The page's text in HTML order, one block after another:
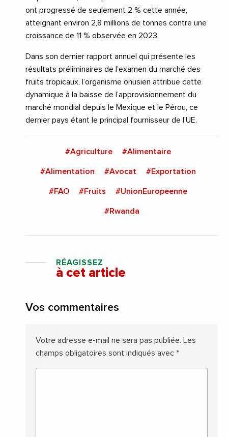
ont progressé de seulement 2 % cette année,
atteignant environ 2,8 millions de tonnes contre une
croissance de 11 % observée en 2023.
Dans son dernier rapport annuel qui présente les
résultats préliminaires de l’examen du marché des
fruits tropicaux, l’organisme onusien attribue cette
dynamique à la baisse de l’approvisionnement du
marché mondial depuis le Mexique et le Pérou, ce
dernier pays étant le principal fournisseur de l’UE.
#Agriculture #Alimentaire
#Alimentation #Avocat #Exportation
#FAO #Fruits #UnionEuropeenne
#Rwanda
RÉAGISSEZ
à cet article
Vos commentaires
Votre adresse e-mail ne sera pas publiée. Les
champs obligatoires sont indiqués avec *